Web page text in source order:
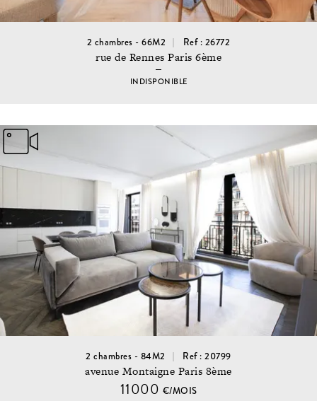
2 chambres - 66M2 Ref : 26772
rue de Rennes Paris 6ème
INDISPONIBLE
2 chambres - 84M2 Ref : 20799
avenue Montaigne Paris 8ème
11000 €/MOIS